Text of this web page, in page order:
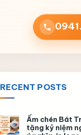
RECENT POSTS
Ấm chén Bát
tặng kỷ niệm